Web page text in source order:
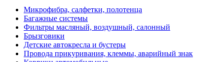
Микрофибра, салфетки, полотенца
Багажные системы
Фильтры масляный, воздушный, салонный
Брызговики
Детские автокресла и бустеры
Провода прикуривания, клеммы, аварийный знак